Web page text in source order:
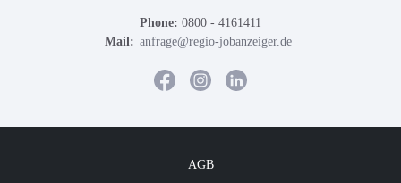
Phone: 0800 - 4161411
Mail: anfrage@regio-jobanzeiger.de
AGB